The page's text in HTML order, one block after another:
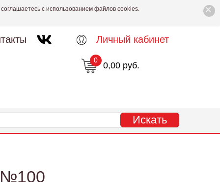
×
с использованием файлов cookies.
Личный кабинет
0,00 руб.
0